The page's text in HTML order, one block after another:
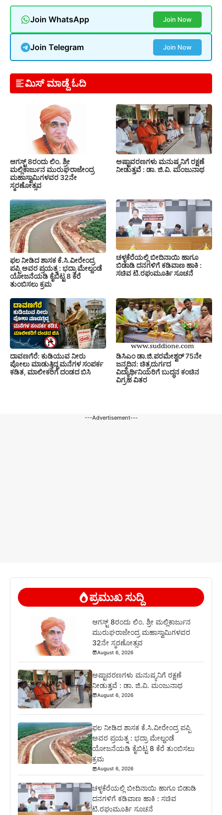
Join WhatsApp Join Now
Join Telegram Join Now
ಮಿಸ್ ಮಾಡ್ದೆ ಓದಿ
ಆಗಸ್ಟ್ 8ರಂದು ಲಿಂ. ಶ್ರೀ
ಮಲ್ಲಿಕಾರ್ಜುನ ಮುರುಘರಾಜೇಂದ್ರ
ಮಹಾಸ್ವಾಮಿಗಳವರ 32ನೇ
ಸ್ಮರಣೋತ್ಸವ
ಅಷ್ಟಾವರಣಗಳು ಮನುಷ್ಯನಿಗೆ ರಕ್ಷಣೆ
ನೀಡುತ್ತವೆ : ಡಾ. ಜಿ.ವಿ. ಮಂಜುನಾಥ
ಫಲ ನೀಡಿದ ಶಾಸಕ ಕೆ.ಸಿ.ವೀರೇಂದ್ರ
ಪಪ್ಪಿ ಅವರ ಪ್ರಯತ್ನ : ಭದ್ರಾ ಮೇಲ್ದಂಡೆ
ಯೋಜನೆಯಡಿ ಕೈಬಿಟ್ಟ 8 ಕೆರೆ
ತುಂಬಿಸಲು ಕ್ರಮ
ಚಳ್ಳಕೆರೆಯಲ್ಲಿ ಬೀದಿನಾಯಿ ಹಾಗೂ
ಬಿಡಾಡಿ ದನಗಳಿಗೆ ಕಡಿವಾಣ ಹಾಕಿ :
ಸಚಿವ ಟಿ.ರಘುಮೂರ್ತಿ ಸೂಚನೆ
ದಾವಣಗೆರೆ: ಕುಡಿಯುವ ನೀರು
ಪೋಲು ಮಾಡುತ್ತಿದ್ದ ಮನೆಗಳ ಸಂಪರ್ಕ
ಕಡಿತ, ಮಾಲೀಕರಿಗೆ ದಂಡದ ಬಿಸಿ
ಡಿಸಿಎಂ ಡಾ.ಜಿ.ಪರಮೇಶ್ವರ್ 75ನೇ
ಜನ್ಮದಿನ: ಚಿತ್ರದುರ್ಗದ
ವಿದ್ಯಾರ್ಥಿನಿಯರಿಗೆ ಬುದ್ಧನ ಕಂಚಿನ
ವಿಗ್ರಹ ವಿತರ
---Advertisement---
ಪ್ರಮುಖ ಸುದ್ದಿ
ಆಗಸ್ಟ್ 8ರಂದು ಲಿಂ. ಶ್ರೀ ಮಲ್ಲಿಕಾರ್ಜುನ
ಮುರುಘರಾಜೇಂದ್ರ ಮಹಾಸ್ವಾಮಿಗಳವರ
32ನೇ ಸ್ಮರಣೋತ್ಸವ
August 6, 2026
ಅಷ್ಟಾವರಣಗಳು ಮನುಷ್ಯನಿಗೆ ರಕ್ಷಣೆ
ನೀಡುತ್ತವೆ : ಡಾ. ಜಿ.ವಿ. ಮಂಜುನಾಥ
August 6, 2026
ಫಲ ನೀಡಿದ ಶಾಸಕ ಕೆ.ಸಿ.ವೀರೇಂದ್ರ ಪಪ್ಪಿ
ಅವರ ಪ್ರಯತ್ನ : ಭದ್ರಾ ಮೇಲ್ದಂಡೆ
ಯೋಜನೆಯಡಿ ಕೈಬಿಟ್ಟ 8 ಕೆರೆ ತುಂಬಿಸಲು
ಕ್ರಮ
August 6, 2026
ಚಳ್ಳಕೆರೆಯಲ್ಲಿ ಬೀದಿನಾಯಿ ಹಾಗೂ ಬಿಡಾಡಿ
ದನಗಳಿಗೆ ಕಡಿವಾಣ ಹಾಕಿ : ಸಚಿವ
ಟಿ.ರಘುಮೂರ್ತಿ ಸೂಚನೆ